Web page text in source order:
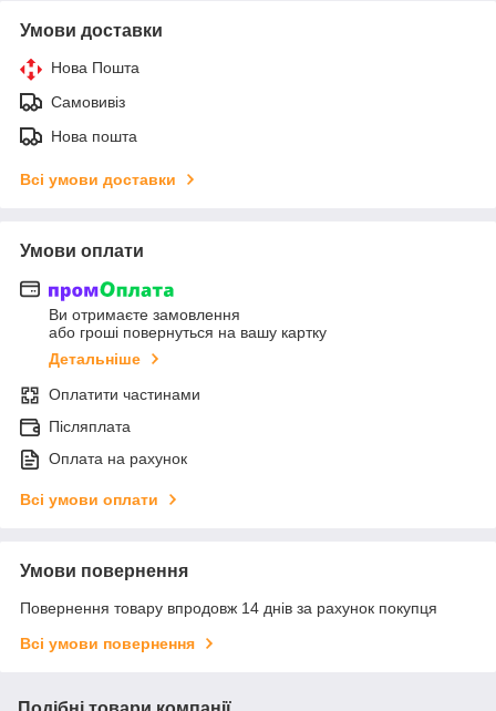
Умови доставки
Нова Пошта
Самовивіз
Нова пошта
Всі умови доставки
Умови оплати
Ви отримаєте замовлення
або гроші повернуться на вашу картку
Детальніше
Оплатити частинами
Післяплата
Оплата на рахунок
Всі умови оплати
Умови повернення
Повернення товару впродовж 14 днів за рахунок покупця
Всі умови повернення